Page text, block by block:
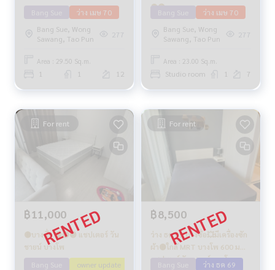
ว่าง เมษ 70
Bang Sue, Wong
Sawang, Tao Pun
277
Area : 29.50 Sq.m.
1 1 12
🟡🟣
ว่าง เมษ 70
Bang Sue, Wong
Sawang, Tao Pun
277
Area : 23.00 Sq.m.
Studio room 1 7
For rent
฿11,000
🟡บางซื่อ 🟢🟡🟣 แชปเตอร์ วัน
ชายน์ บางโพ
owner update
For rent
฿8,500
ว่าง ธค 69 บางซื่อ💥มีเครื่องซัก
ผ้า🟡ใกล้ MRT บางโพ 600 ม🟢
แชปเตอร์ วัน ชายน์ บางโพ
ว่าง ธค 69